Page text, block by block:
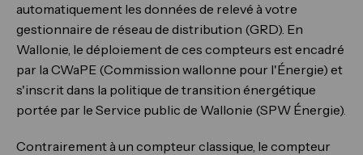
automatiquement les données de relevé à votre
gestionnaire de réseau de distribution (GRD). En
Wallonie, le déploiement de ces compteurs est encadré
par la CWaPE (Commission wallonne pour l'Énergie) et
s'inscrit dans la politique de transition énergétique
portée par le Service public de Wallonie (SPW Énergie).
Contrairement à un compteur classique, le compteur